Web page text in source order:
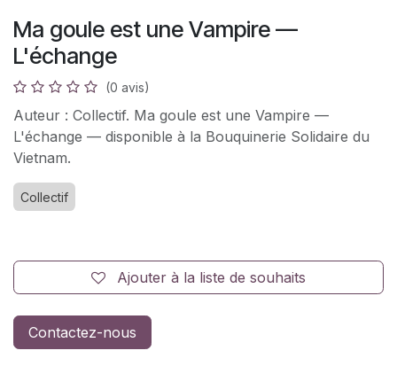
Ma goule est une Vampire —
L'échange
(0 avis)
Auteur : Collectif. Ma goule est une Vampire —
L'échange — disponible à la Bouquinerie Solidaire du
Vietnam.
Collectif
Ajouter à la liste de souhaits
Contactez-nous